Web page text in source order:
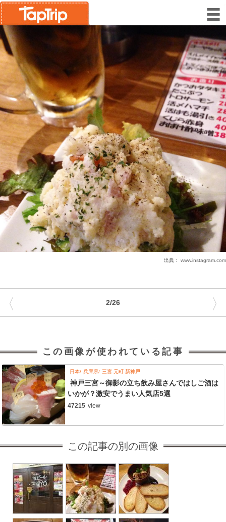
出典： www.instagram.com
2/26
〈 〉
この画像が使われている記事
日本 兵庫県 三宮-元町-新神戸
神戸三宮～御影の立ち飲み屋さんではしご酒は
いかが？激安でうまい人気店5選
47215 view
この記事の別の画像